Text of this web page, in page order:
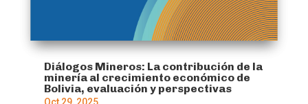
Diálogos Mineros: La contribución de la
minería al crecimiento económico de
Bolivia, evaluación y perspectivas